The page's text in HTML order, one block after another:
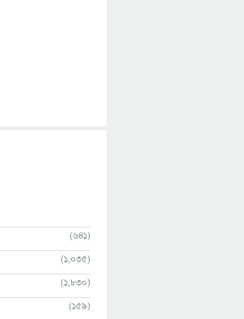
(641)
(1,035)
(1,830)
(159)